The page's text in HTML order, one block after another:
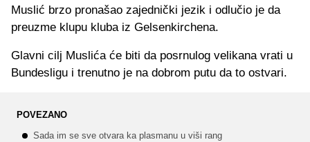
Muslić brzo pronašao zajednički jezik i odlučio je da
preuzme klupu kluba iz Gelsenkirchena.
Glavni cilj Muslića će biti da posrnulog velikana vrati u
Bundesligu i trenutno je na dobrom putu da to ostvari.
POVEZANO
Sada im se sve otvara ka plasmanu u viši rang